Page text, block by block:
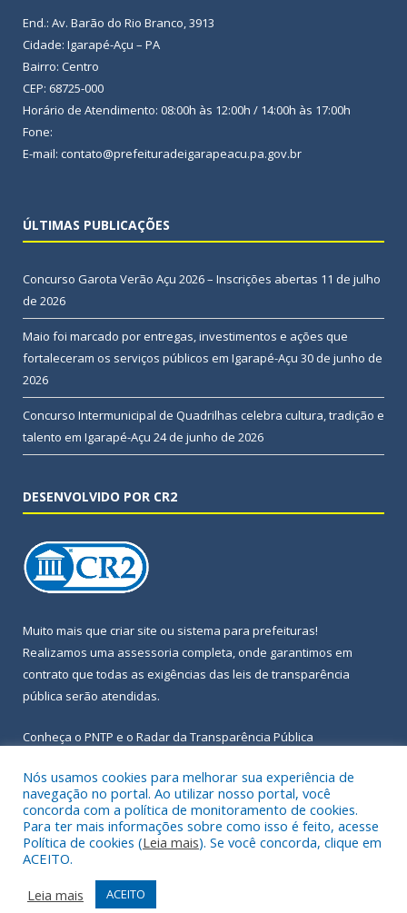
End.: Av. Barão do Rio Branco, 3913
Cidade: Igarapé-Açu – PA
Bairro: Centro
CEP: 68725-000
Horário de Atendimento: 08:00h às 12:00h / 14:00h às 17:00h
Fone:
E-mail: contato@prefeituradeigarapeacu.pa.gov.br
ÚLTIMAS PUBLICAÇÕES
Concurso Garota Verão Açu 2026 – Inscrições abertas 11 de julho
de 2026
Maio foi marcado por entregas, investimentos e ações que
fortaleceram os serviços públicos em Igarapé-Açu 30 de junho de
2026
Concurso Intermunicipal de Quadrilhas celebra cultura, tradição e
talento em Igarapé-Açu 24 de junho de 2026
DESENVOLVIDO POR CR2
Muito mais que criar site ou sistema para prefeituras!
Realizamos uma assessoria completa, onde garantimos em
contrato que todas as exigências das leis de transparência
pública serão atendidas.
Conheça o PNTP e o Radar da Transparência Pública
Todos os direitos reservados a Prefeitura Municipal de Igarapé-
Açu.
Frequência Online
Acessar Área Administrativa
Nós usamos cookies para melhorar sua experiência de
navegação no portal. Ao utilizar nosso portal, você
concorda com a política de monitoramento de cookies.
Para ter mais informações sobre como isso é feito, acesse
Política de cookies (Leia mais). Se você concorda, clique em
ACEITO.
Leia mais
ACEITO